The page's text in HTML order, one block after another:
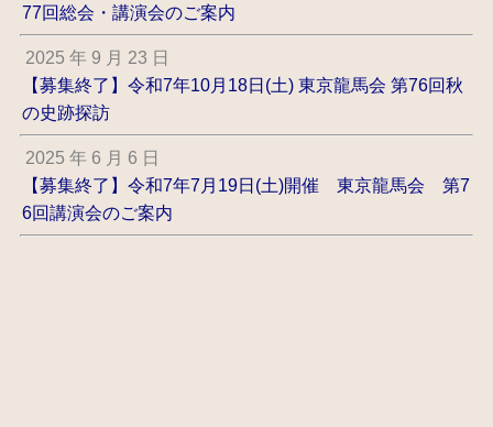
77回総会・講演会のご案内
2025 年 9 月 23 日
【募集終了】令和7年10月18日(土) 東京龍馬会 第76回秋
の史跡探訪
2025 年 6 月 6 日
【募集終了】令和7年7月19日(土)開催 東京龍馬会 第7
6回講演会のご案内